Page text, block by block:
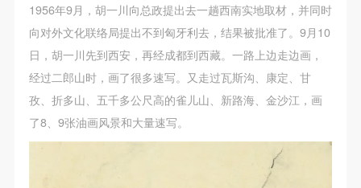
1956年9月，胡一川向总政提出去一趟西南实地取材，并同时
向对外文化联络局提出不到匈牙利去，结果被批准了。9月10
日，胡一川先到西安，再经成都到西藏。一路上边走边画，
经过二郎山时，画了很多速写。又走过瓦斯沟、康定、甘
孜、折多山、五千多公尺高的雀儿山、新路海、金沙江，画
了8、9张油画风景和大量速写。